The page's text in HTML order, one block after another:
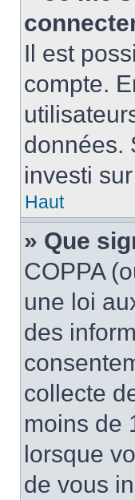
Il est
compte.
données.
investi
Haut
» Que
COPPA
une loi
des
collecte
moins de
lorsque
de vous